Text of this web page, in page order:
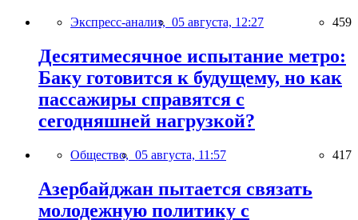
Экспресс-анализ, 05 августа, 12:27 459
Десятимесячное испытание метро:
Баку готовится к будущему, но как
пассажиры справятся с
сегодняшней нагрузкой?
Общество, 05 августа, 11:57 417
Азербайджан пытается связать
молодежную политику с